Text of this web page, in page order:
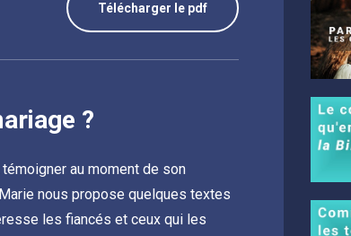
Télécharger le pdf
?
au moment de son
nous propose quelques textes
les fiancés et ceux qui les